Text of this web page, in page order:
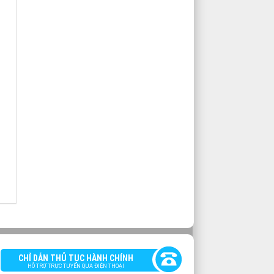
CHỈ DẪN THỦ TỤC HÀNH CHÍNH
HỖ TRỢ TRỰC TUYẾN QUA ĐIỆN THOẠI